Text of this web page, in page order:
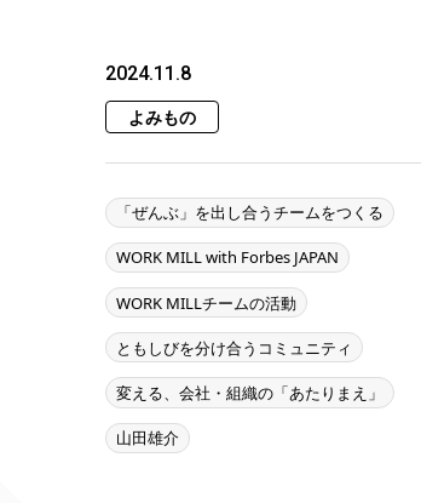
2024.11.8
よみもの
「ぜんぶ」を出し合うチームをつくる
WORK MILL with Forbes JAPAN
WORK MILLチームの活動
ともしびを分け合うコミュニティ
変える、会社・組織の「あたりまえ」
山田雄介